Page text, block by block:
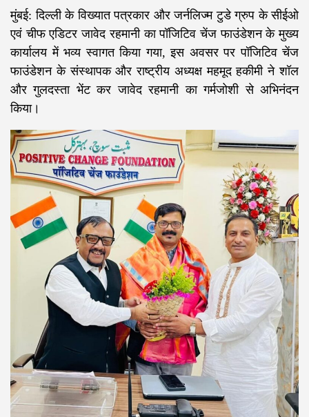
मुंबई: दिल्ली के विख्यात पत्रकार और जर्नलिज्म टुडे ग्रुप के सीईओ
एवं चीफ एडिटर जावेद रहमानी का पॉजिटिव चेंज फाउंडेशन के मुख्य
कार्यालय में भव्य स्वागत किया गया, इस अवसर पर पॉजिटिव चेंज
फाउंडेशन के संस्थापक और राष्ट्रीय अध्यक्ष महमूद हकीमी ने शॉल
और गुलदस्ता भेंट कर जावेद रहमानी का गर्मजोशी से अभिनंदन
किया।